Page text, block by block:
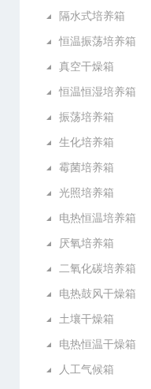
隔水式培养箱
恒温振荡培养箱
真空干燥箱
恒温恒湿培养箱
振荡培养箱
生化培养箱
霉菌培养箱
光照培养箱
电热恒温培养箱
厌氧培养箱
二氧化碳培养箱
电热鼓风干燥箱
土壤干燥箱
电热恒温干燥箱
人工气候箱